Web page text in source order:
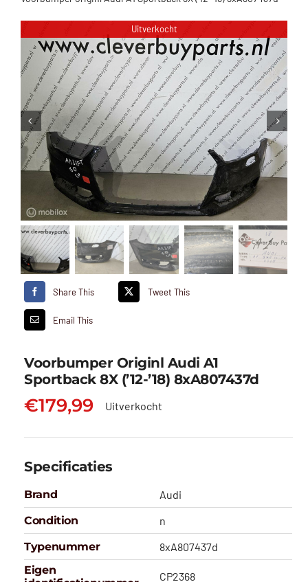
Uitverkocht
Share This Tweet This
Email This
Voorbumper Originl Audi A1
Sportback 8X (’12-’18) 8xA807437d
€179,99 Uitverkocht
Specificaties
Brand
Audi
Condition
n
Typenummer
8xA807437d
Eigen
CP2368